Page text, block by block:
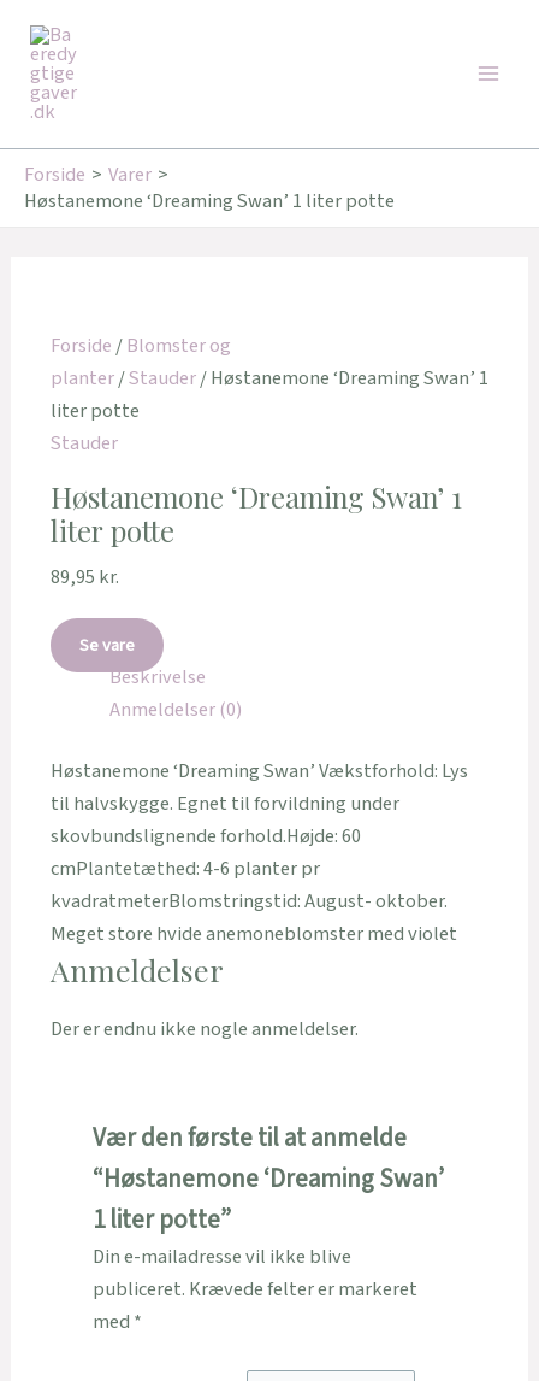
indholdet
Forside
Varer
Høstanemone ‘Dreaming Swan’ 1 liter potte
Forside/Blomster og
planter/Stauder/ Høstanemone ‘Dreaming Swan’ 1
liter potte
Stauder
Høstanemone ‘Dreaming Swan’ 1
liter potte
89,95 kr.
Se vare
Beskrivelse
Anmeldelser (0)
Høstanemone ‘Dreaming Swan’ Vækstforhold: Lys
til halvskygge. Egnet til forvildning under
skovbundslignende forhold.Højde: 60
cmPlantetæthed: 4-6 planter pr
kvadratmeterBlomstringstid: August- oktober.
Meget store hvide anemoneblomster med violet
Anmeldelser
Der er endnu ikke nogle anmeldelser.
Vær den første til at anmelde
“Høstanemone ‘Dreaming Swan’
1 liter potte”
Din e-mailadresse vil ikke blive
publiceret. Krævede felter er markeret
med *